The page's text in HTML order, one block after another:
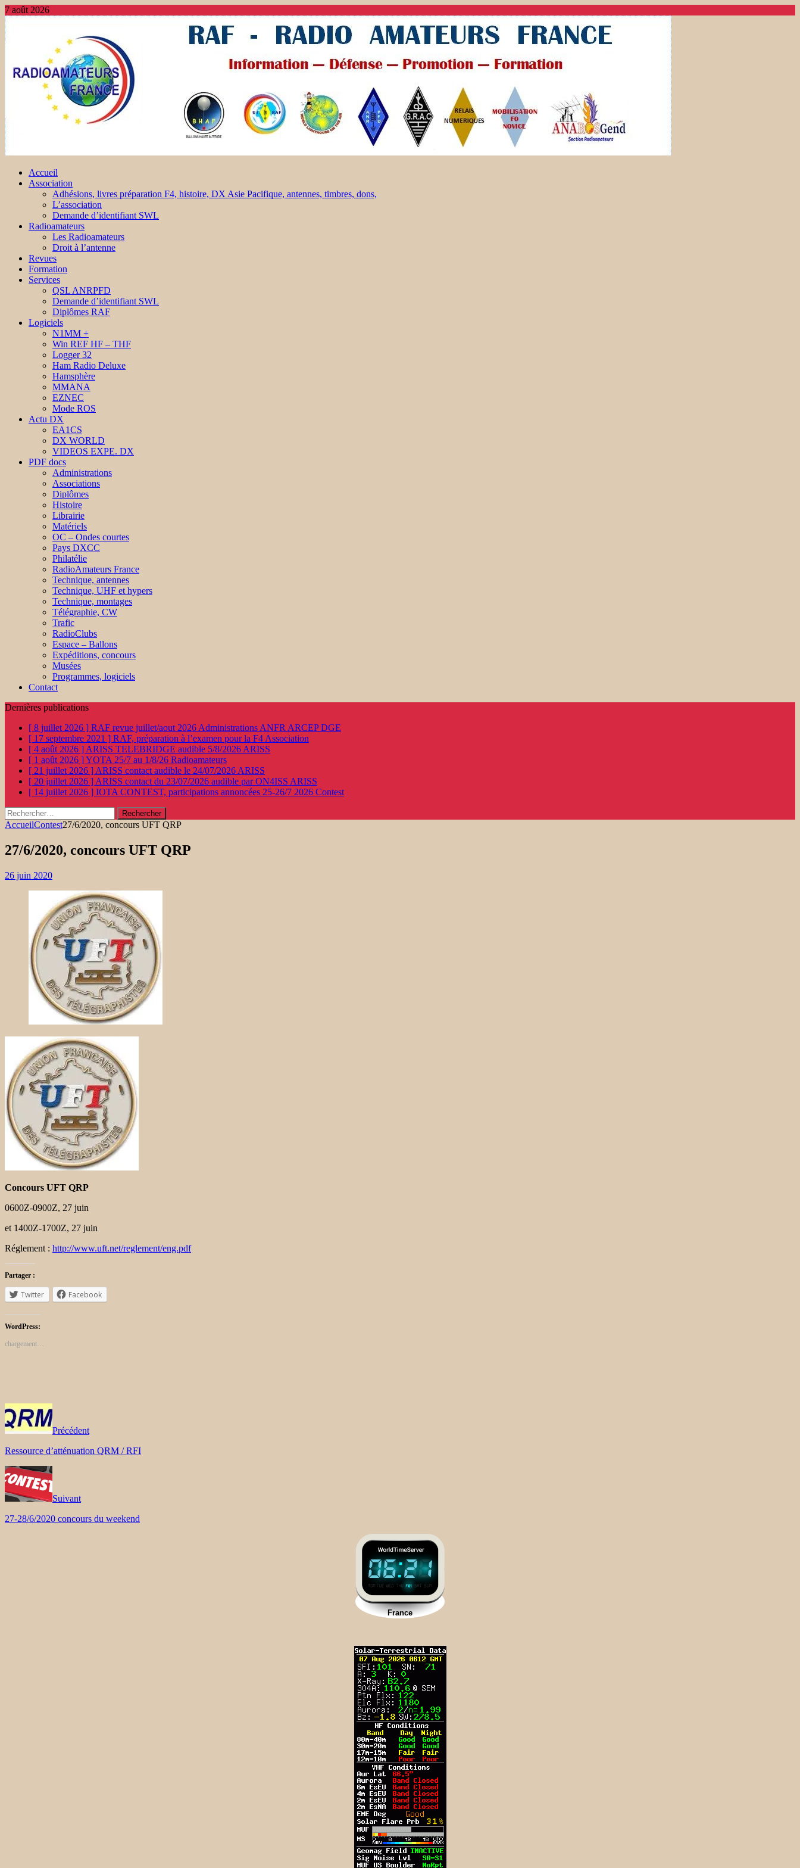
7 août 2026
Accueil
Association
Adhésions, livres préparation F4, histoire, DX Asie Pacifique, antennes, timbres, dons,
L’association
Demande d’identifiant SWL
Radioamateurs
Les Radioamateurs
Droit à l’antenne
Revues
Formation
Services
QSL ANRPFD
Demande d’identifiant SWL
Diplômes RAF
Logiciels
N1MM +
Win REF HF – THF
Logger 32
Ham Radio Deluxe
Hamsphère
MMANA
EZNEC
Mode ROS
Actu DX
EA1CS
DX WORLD
VIDEOS EXPE. DX
PDF docs
Administrations
Associations
Diplômes
Histoire
Librairie
Matériels
OC – Ondes courtes
Pays DXCC
Philatélie
RadioAmateurs France
Technique, antennes
Technique, UHF et hypers
Technique, montages
Télégraphie, CW
Trafic
RadioClubs
Espace – Ballons
Expéditions, concours
Musées
Programmes, logiciels
Contact
Dernières publications
[ 8 juillet 2026 ] RAF revue juillet/aout 2026 Administrations ANFR ARCEP DGE
[ 17 septembre 2021 ] RAF, préparation à l’examen pour la F4 Association
[ 4 août 2026 ] ARISS TELEBRIDGE audible 5/8/2026 ARISS
[ 1 août 2026 ]YOTA 25/7 au 1/8/26 Radioamateurs
[ 21 juillet 2026 ] ARISS contact audible le 24/07/2026 ARISS
[ 20 juillet 2026 ] ARISS contact du 23/07/2026 audible par ON4ISS ARISS
[ 14 juillet 2026 ] IOTA CONTEST, participations annoncées 25-26/7 2026 Contest
Rechercher :
AccueilContest27/6/2020, concours UFT QRP
27/6/2020, concours UFT QRP
26 juin 2020
Concours UFT QRP
0600Z-0900Z, 27 juin
et 1400Z-1700Z, 27 juin
Réglement : http://www.uft.net/reglement/eng.pdf
Partager :
Twitter Facebook
WordPress:
chargement…
Précédent
Ressource d’atténuation QRM / RFI
Suivant
27-28/6/2020 concours du weekend